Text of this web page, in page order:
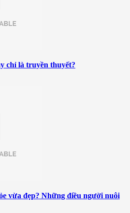
chỉ là truyền thuyết?
vừa đẹp? Những điều người nuôi